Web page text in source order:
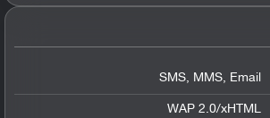
SMS, MMS, Email
WAP 2.0/xHTML